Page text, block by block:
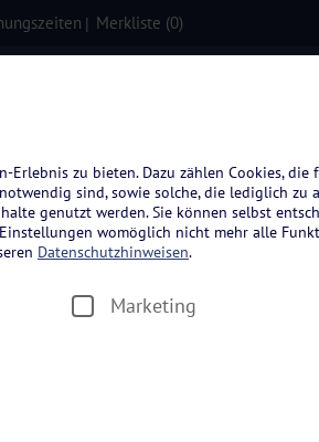
Merkliste (0)
Erlebnis zu bieten. Dazu zählen Cookies,
sind, sowie solche, die lediglich zu
genutzt werden. Sie können selbst
womöglich nicht mehr alle
Datenschutzhinweisen.
Marketing